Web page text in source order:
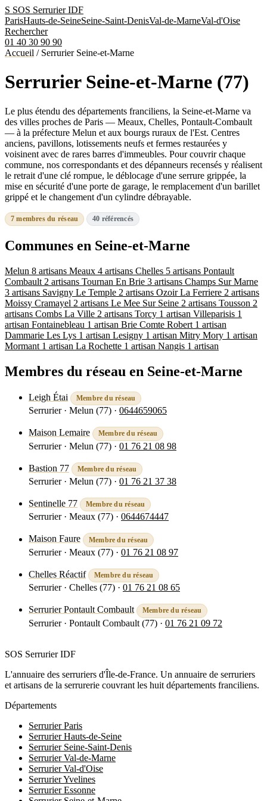
S SOS SerrurierIDF
ParisHauts-de-SeineSeine-Saint-DenisVal-de-MarneVal-d'Oise
Rechercher
01 40 30 90 90
Accueil /Serrurier Seine-et-Marne
Serrurier Seine-et-Marne (77)
Le plus étendu des départements franciliens, la Seine-et-Marne va
des villes proches de Paris — Meaux, Chelles, Pontault-Combault
— à la préfecture Melun et aux bourgs ruraux de l'Est. Centres
anciens, pavillons, lotissements neufs et fermes restaurées y
voisinent avec de rares barres d'immeubles. Pour couvrir chaque
commune, nos correspondants et des dépanneurs recensés y réalisent
le retrait d'une clé rompue, le déblocage d'une serrure grippée, la
mise en sécurité d'une porte de garage, le remplacement d'un barillet
grippé et le changement d'un cylindre débrayable.
7 membres du réseau 40 référencés
Communes en Seine-et-Marne
Melun 8 artisans Meaux 4 artisans Chelles 5 artisans Pontault
Combault 2 artisans Tournan En Brie 3 artisans Champs Sur Marne
3 artisans Savigny Le Temple 2 artisans Ozoir La Ferriere 2 artisans
Moissy Cramayel 2 artisans Le Mee Sur Seine 2 artisans Tousson 2
artisans Combs La Ville 2 artisans Torcy 1 artisan Villeparisis 1
artisan Fontainebleau 1 artisan Brie Comte Robert 1 artisan
Dammarie Les Lys 1 artisan Lesigny 1 artisan Mitry Mory 1 artisan
Mormant 1 artisan La Rochette 1 artisan Nangis 1 artisan
Membres du réseau en Seine-et-Marne
Leigh Étai Membre du réseau
Serrurier · Melun (77) · 0644659065
Maison Lemaire
Membre du réseau
Serrurier · Melun (77) · 01 76 21 08 98
Bastion 77
Membre du réseau
Serrurier · Melun (77) · 01 76 21 37 38
Sentinelle 77
Membre du réseau
Serrurier · Meaux (77) · 0644674447
Maison Faure
Membre du réseau
Serrurier · Meaux (77) · 01 76 21 08 97
Chelles Réactif
Membre du réseau
Serrurier · Chelles (77) · 01 76 21 08 65
Serrurier Pontault Combault
Membre du réseau
Serrurier · Pontault Combault (77) · 01 76 21 09 72
SOS SerrurierIDF
L'annuaire des serruriers d'Île-de-France. Un annuaire de serruriers
et artisans de la serrurerie couvrant les huit départements franciliens.
Départements
Serrurier Paris
Serrurier Hauts-de-Seine
Serrurier Seine-Saint-Denis
Serrurier Val-de-Marne
Serrurier Val-d'Oise
Serrurier Yvelines
Serrurier Essonne